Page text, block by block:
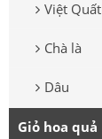
Việt Quất
Chà là
Dâu
Giỏ hoa quả